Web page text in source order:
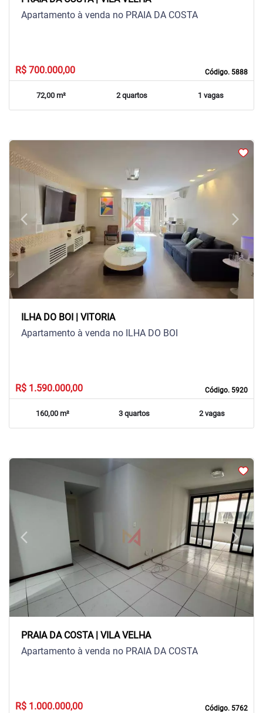
Código. 5888
Apartamento à venda no PRAIA DA COSTA
R$ 700.000,00
72,00 m² 2 quartos 1 vagas
arrow_back_iosPrevious arrow_forward_ios
Next
ILHA DO BOI | VITORIA
Código. 5920
Apartamento à venda no ILHA DO BOI
R$ 1.590.000,00
160,00 m² 3 quartos 2 vagas
arrow_back_iosPrevious arrow_forward_iosNext
PRAIA DA COSTA | VILA VELHA
Código. 5762
Apartamento à venda no PRAIA DA COSTA
R$ 1.000.000,00